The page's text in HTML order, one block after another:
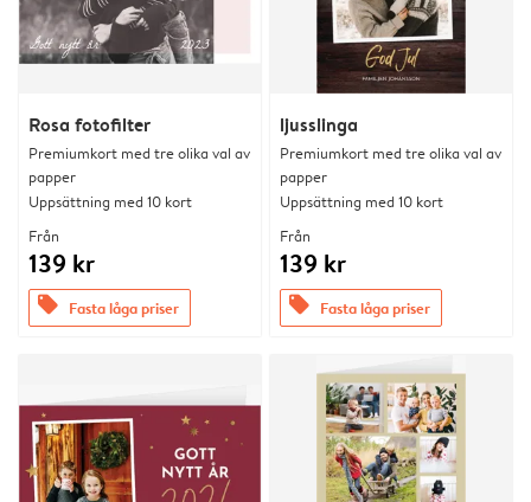
Rosa fotofilter
Premiumkort med tre olika val av
papper
Uppsättning med 10 kort
Från
139 kr
offers Fasta låga priser
ljusslinga
Premiumkort med tre olika val av
papper
Uppsättning med 10 kort
Från
139 kr
offers Fasta låga priser